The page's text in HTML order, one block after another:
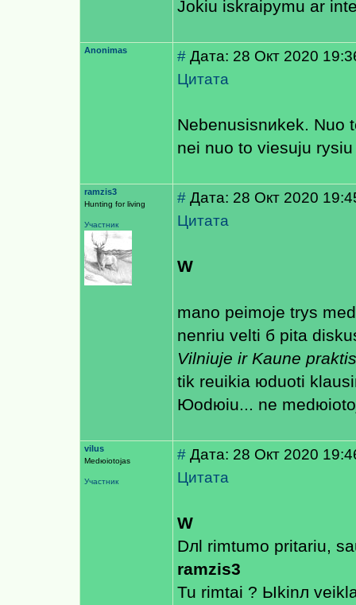
Jokiu iskraipymu ar
Anonimas # Дата: 28 Окт 2020
Цитата
Nebenusisnиkek. Nuo
nei nuo to viesuju
ramzis3
Hunting for living
Участник
# Дата: 28 Окт 2020
Цитата
W
mano рeimoje trys
nenriu velti б рitа
Vilniuje ir Kaune
tik reuikia юduoti
Юodюiu... ne
vilus
Medюiotojas
Участник
# Дата: 28 Окт 2020
Цитата
W
Dлl rimtumo pritariu,
ramzis3
Tu rimtai ? Ыkinл